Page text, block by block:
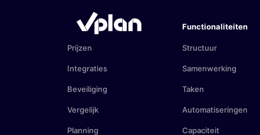
Prijzen
Integraties
Beveiliging
Vergelijk
Planning
Functionaliteiten
Structuur
Samenwerking
Taken
Automatiseringen
Capaciteit